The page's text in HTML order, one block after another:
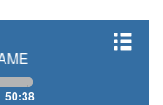
FIORELLI
50:38